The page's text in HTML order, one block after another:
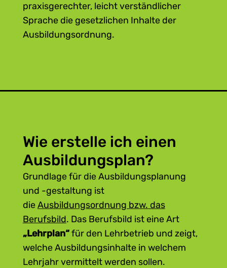
praxisgerechter, leicht verständlicher
Sprache die gesetzlichen Inhalte der
Ausbildungsordnung.
Wie erstelle ich einen
Ausbildungsplan?
Grundlage für die Ausbildungsplanung
und -gestaltung ist
dieAusbildungsordnung bzw. das
Berufsbild. Das Berufsbild ist eine Art
„Lehrplan“für den Lehrbetrieb und zeigt,
welche Ausbildungsinhalte in welchem
Lehrjahr vermittelt werden sollen.